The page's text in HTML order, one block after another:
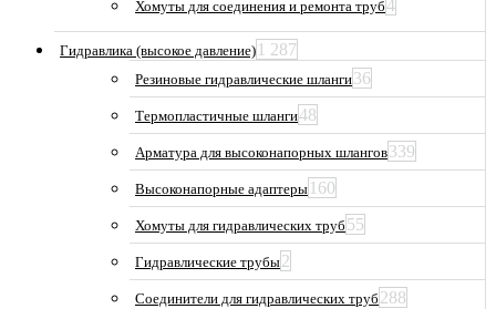
Хомуты для соединения и ремонта труб4
Гидравлика (высокое давление) 1 287
Резиновые гидравлические шланги36
Термопластичные шланги48
Арматура для высоконапорных шлангов339
Высоконапорные адаптеры 160
Хомуты для гидравлических труб 55
Гидравлические трубы2
Соединители для гидравлических труб 288